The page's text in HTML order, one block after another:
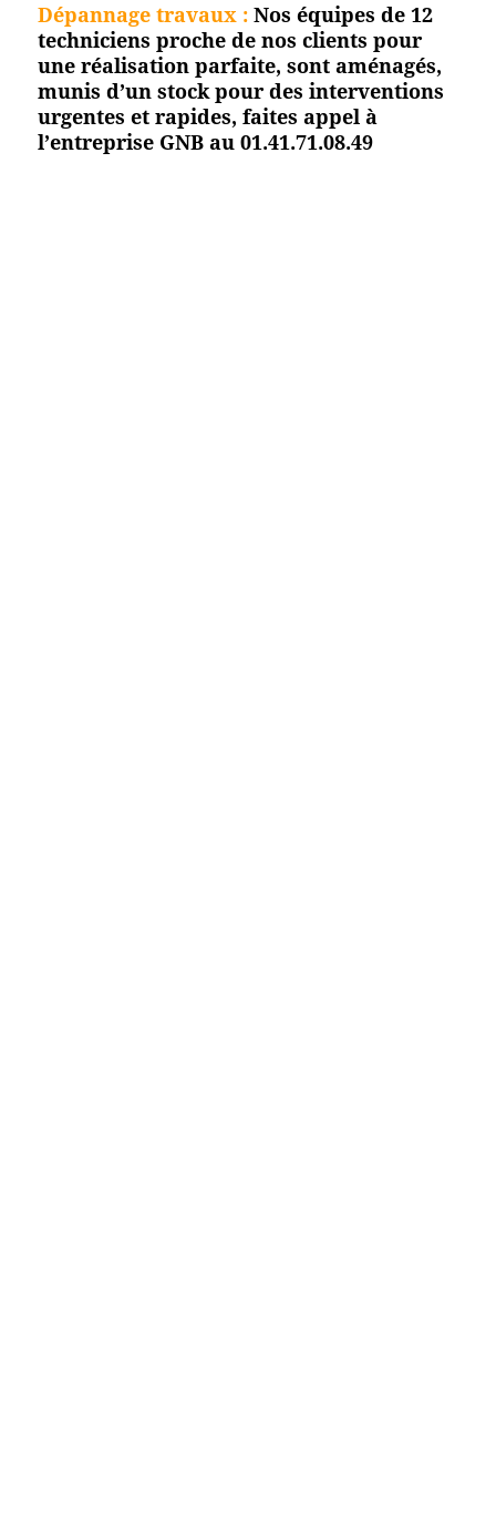
Dépannage travaux : Nos équipes de 12
techniciens proche de nos clients pour
une réalisation parfaite, sont aménagés,
munis d’un stock pour des interventions
urgentes et rapides, faites appel à
l’entreprise GNB au 01.41.71.08.49